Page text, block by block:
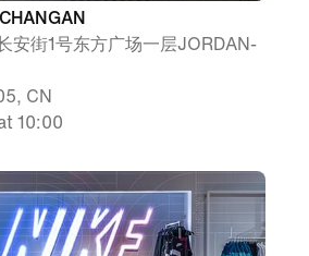
安街1号东方广场一层JORDAN-
CN
10:00